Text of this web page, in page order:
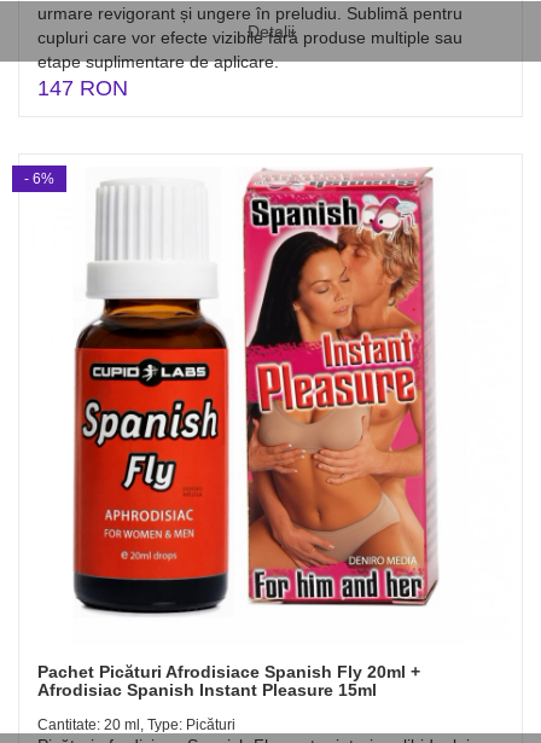
Detalii
urmare revigorant și ungere în preludiu. Sublimă pentru
cupluri care vor efecte vizibile fără produse multiple sau
etape suplimentare de aplicare.
147 RON
Pachet Picături Afrodisiace Spanish Fly 20ml +
Afrodisiac Spanish Instant Pleasure 15ml
Cantitate: 20 ml, Type: Picături
- 6%